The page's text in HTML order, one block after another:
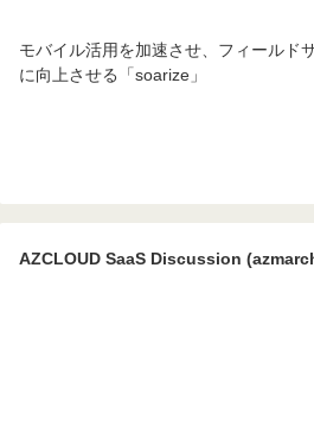
モバイル活用を加速させ、フィールド
に向上させる「soarize」
AZCLOUD SaaS Discussion